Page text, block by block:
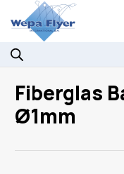
Fiberglas
Ø1mm